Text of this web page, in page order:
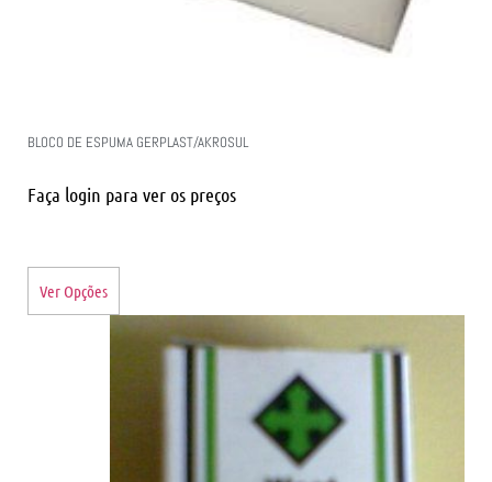
BLOCO DE ESPUMA GERPLAST/AKROSUL
Faça login para ver os preços
Ver Opções